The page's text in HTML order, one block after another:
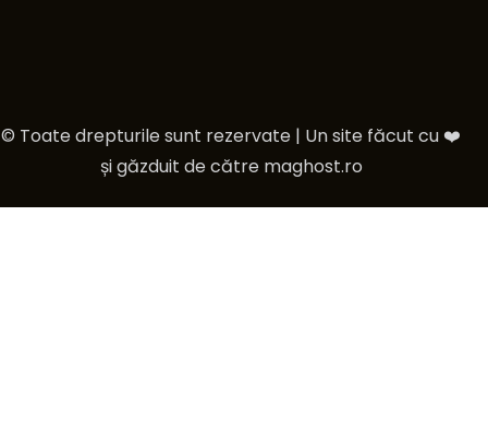
© Toate drepturile sunt rezervate | Un site făcut cu ❤️
și găzduit de către maghost.ro